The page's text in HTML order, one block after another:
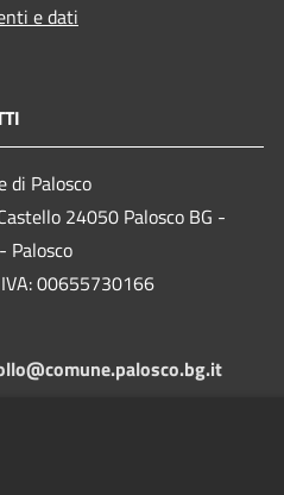
e dati
di Palosco
24050 Palosco BG -
Palosco
00655730166